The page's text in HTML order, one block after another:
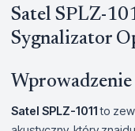
Satel SPLZ-
Sygnalizator
Wprowadzenie
Satel SPLZ-1011to